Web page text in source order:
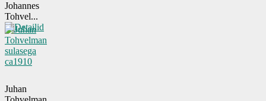
Johannes
Tohvel...
Juhan